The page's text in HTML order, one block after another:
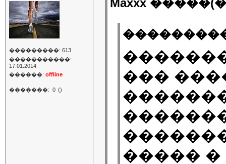
���������: 613
�����������:
17.01.2014
������: offline
�������: 0 ()
Maxxx
���
����� �